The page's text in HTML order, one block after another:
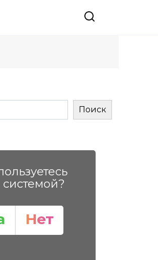
Поиск
системой?
Нет